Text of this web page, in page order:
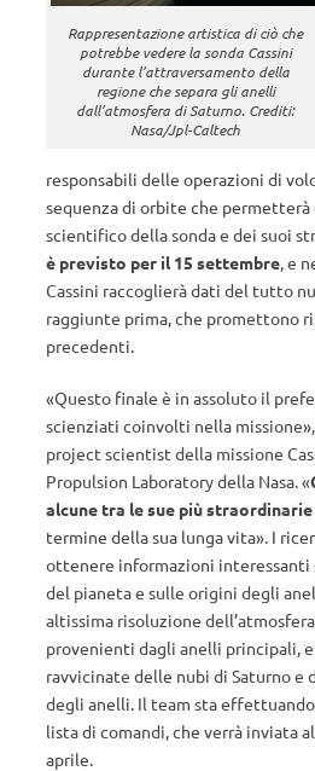
Rappresentazione artistica di ciò che
potrebbe vedere la sonda Cassini
durante l’attraversamento della
regione che separa gli anelli
dall’atmosfera di Saturno. Crediti:
Nasa/Jpl-Caltech
responsabili delle operazioni di
sequenza di orbite che
scientifico della sonda e dei suoi
è previsto per il 15 settembre, e
Cassini raccoglierà dati del tutto
raggiunte prima, che promettono
precedenti.
«Questo finale è in assoluto il
scienziati coinvolti nella
project scientist della missione
Propulsion Laboratory della Nasa. «
alcune tra le sue più
termine della sua lunga vita». I
ottenere informazioni
del pianeta e sulle origini degli
altissima risoluzione
provenienti dagli anelli principali,
ravvicinate delle nubi di Saturno e
degli anelli. Il team sta
lista di comandi, che verrà inviata
aprile.